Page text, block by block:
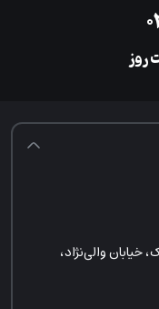
خیابان والی‌نژاد،